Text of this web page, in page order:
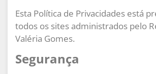
Esta Política de Privacidades está
todos os sites administrados pelo
Valéria Gomes.
Segurança